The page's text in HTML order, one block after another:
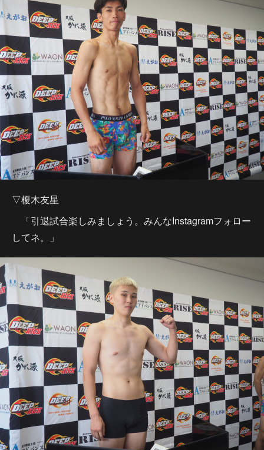
▽榎木友星
「引退試合楽しみましょう。みんなInstagramフォロー
してネ。」